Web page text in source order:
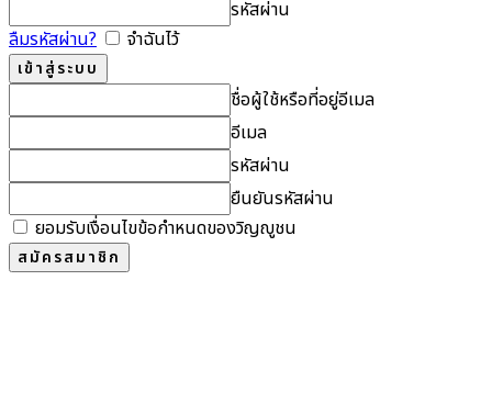
รหัสผ่าน
ลืมรหัสผ่าน?
จำฉันไว้
ชื่อผู้ใช้หรือที่อยู่อีเมล
อีเมล
รหัสผ่าน
ยืนยันรหัสผ่าน
ยอมรับเงื่อนไขข้อกำหนดของวิญญูชน